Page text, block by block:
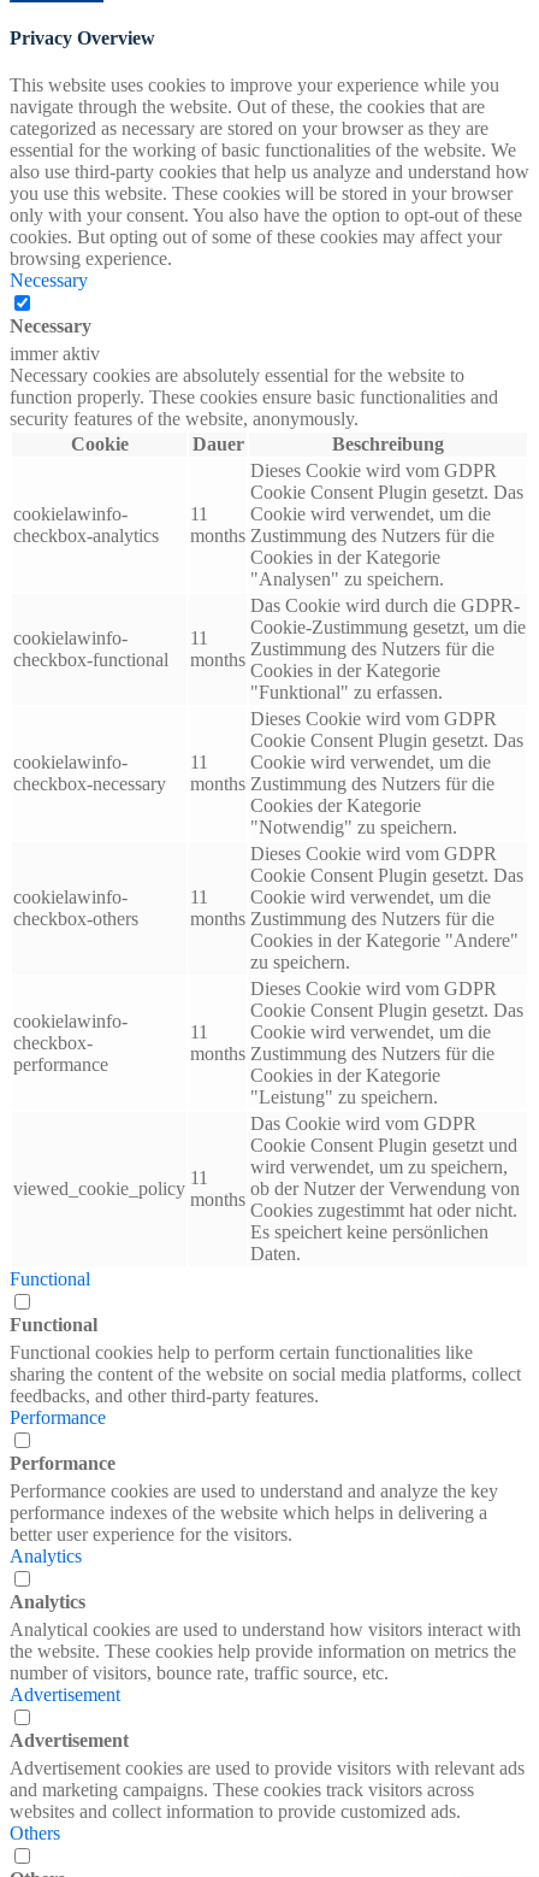
Privacy Overview
This website uses cookies to improve your experience while you
navigate through the website. Out of these, the cookies that are
categorized as necessary are stored on your browser as they are
essential for the working of basic functionalities of the website. We
also use third-party cookies that help us analyze and understand how
you use this website. These cookies will be stored in your browser
only with your consent. You also have the option to opt-out of these
cookies. But opting out of some of these cookies may affect your
browsing experience.
Necessary
Necessary
immer aktiv
Necessary cookies are absolutely essential for the website to
function properly. These cookies ensure basic functionalities and
security features of the website, anonymously.
Cookie
Dauer Beschreibung
cookielawinfo-
checkbox-analytics
11
months
Dieses Cookie wird vom GDPR
Cookie Consent Plugin gesetzt. Das
Cookie wird verwendet, um die
Zustimmung des Nutzers für die
Cookies in der Kategorie
"Analysen" zu speichern.
cookielawinfo-
checkbox-functional
11
months
Das Cookie wird durch die GDPR-
Cookie-Zustimmung gesetzt, um die
Zustimmung des Nutzers für die
Cookies in der Kategorie
"Funktional" zu erfassen.
cookielawinfo-
checkbox-necessary
11
months
Dieses Cookie wird vom GDPR
Cookie Consent Plugin gesetzt. Das
Cookie wird verwendet, um die
Zustimmung des Nutzers für die
Cookies der Kategorie
"Notwendig" zu speichern.
cookielawinfo-
checkbox-others
11
months
Dieses Cookie wird vom GDPR
Cookie Consent Plugin gesetzt. Das
Cookie wird verwendet, um die
Zustimmung des Nutzers für die
Cookies in der Kategorie "Andere"
zu speichern.
cookielawinfo-
checkbox-
performance
11
months
Dieses Cookie wird vom GDPR
Cookie Consent Plugin gesetzt. Das
Cookie wird verwendet, um die
Zustimmung des Nutzers für die
Cookies in der Kategorie
"Leistung" zu speichern.
viewed_cookie_policy
11
months
Das Cookie wird vom GDPR
Cookie Consent Plugin gesetzt und
wird verwendet, um zu speichern,
ob der Nutzer der Verwendung von
Cookies zugestimmt hat oder nicht.
Es speichert keine persönlichen
Daten.
Functional
Functional
Functional cookies help to perform certain functionalities like
sharing the content of the website on social media platforms, collect
feedbacks, and other third-party features.
Performance
Performance
Performance cookies are used to understand and analyze the key
performance indexes of the website which helps in delivering a
better user experience for the visitors.
Analytics
Analytics
Analytical cookies are used to understand how visitors interact with
the website. These cookies help provide information on metrics the
number of visitors, bounce rate, traffic source, etc.
Advertisement
Advertisement
Advertisement cookies are used to provide visitors with relevant ads
and marketing campaigns. These cookies track visitors across
websites and collect information to provide customized ads.
Others